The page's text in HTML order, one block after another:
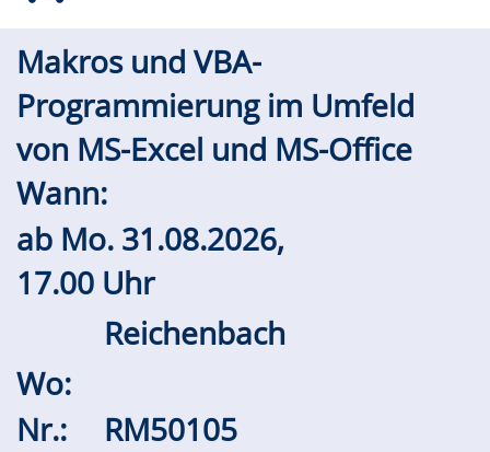
Makros und VBA-
Programmierung im Umfeld
von MS-Excel und MS-Office
Wann:
ab Mo. 31.08.2026,
17.00 Uhr
Reichenbach
Wo:
Nr.:
RM50105